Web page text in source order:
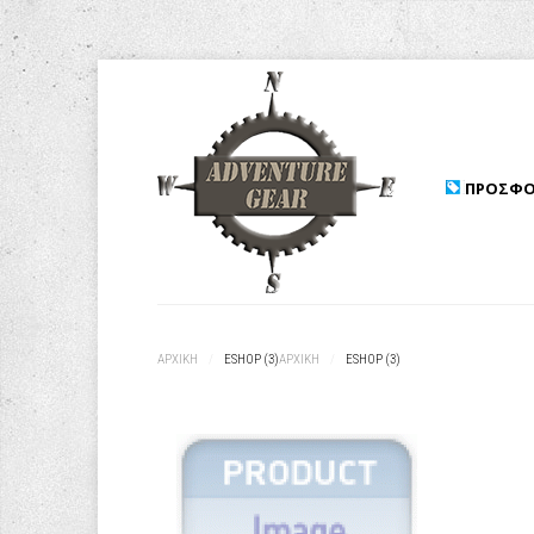
ΑΡΧΙΚΉ ESHOP (3)ΑΡΧΙΚΉ ESHOP (3)